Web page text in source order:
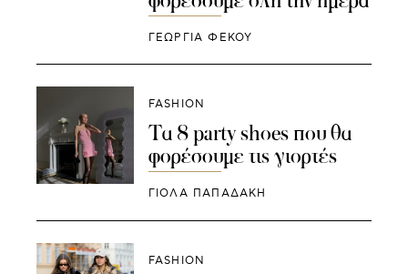
ΓΕΩΡΓΙΑ ΦΕΚΟΥ
FASHION
Τα 8 party shoes που θα
φορέσουμε τις γιορτές
ΓΙΌΛΑ ΠΑΠΑΔΆΚΗ
FASHION